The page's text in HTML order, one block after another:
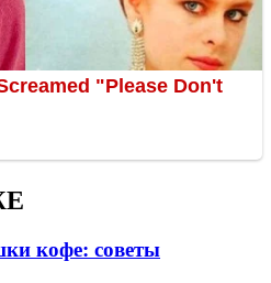
кофе: советы